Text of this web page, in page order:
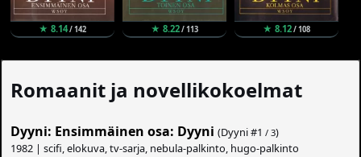
★ 8.14/ 142 ★ 8.22/ 113 ★ 8.12/ 108
Romaanit ja novellikokoelmat
Dyyni: Ensimmäinen osa: Dyyni (Dyyni #1 / 3)
1982 | scifi, elokuva, tv-sarja, nebula-palkinto, hugo-palkinto